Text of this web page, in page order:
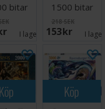
bitar
I lager:
1500 bitar
Pussel
218 SEK
153 SEK I
Köp Köp